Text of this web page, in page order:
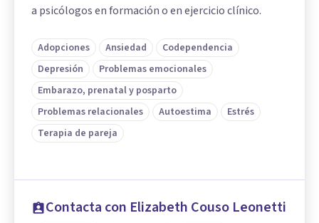
a psicólogos en formación o en ejercicio clínico.
Adopciones Ansiedad
Codependencia
Depresión
Problemas emocionales
Embarazo, prenatal y posparto
Problemas relacionales
Autoestima
Estrés
Terapia de pareja
Contacta con Elizabeth Couso Leonetti